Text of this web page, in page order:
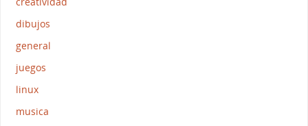
dibujos
general
juegos
linux
musica